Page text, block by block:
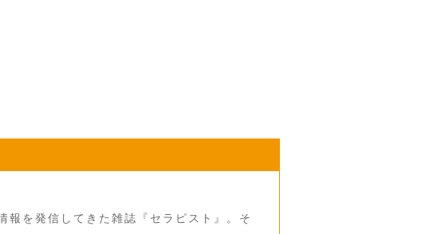
を発信してきた雑誌『セラピスト』。そ